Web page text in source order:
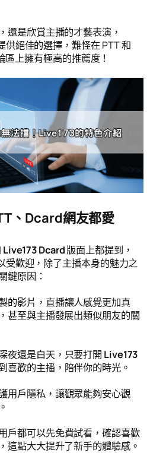
還是欣賞主播的才藝表演，
供絕佳的選擇，難怪在 PTT 和
區上擁有極高的推薦度！
、Dcard網友都愛
Live173 Dcard版面上都提到，
受歡迎，除了主播本身的魅力之
鍵原因：
的影片，直播讓人感覺更加真
甚至與主播發展出類似朋友的關
夜還是白天，只要打開 Live173
喜歡的主播，陪伴你的時光。
用戶隱私，讓觀眾能夠安心觀
戶都可以先免費試看，確認喜歡
這點大大提升了新手的體驗感。